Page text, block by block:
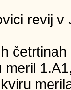
revij